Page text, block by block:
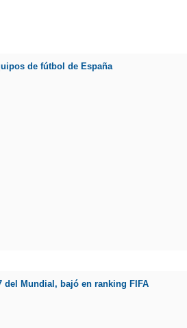
de fútbol de España
del Mundial, bajó en ranking FIFA